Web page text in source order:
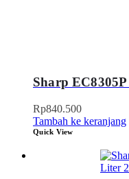
Sharp
Rp840.500
Tambah ke keranjang
Quick View